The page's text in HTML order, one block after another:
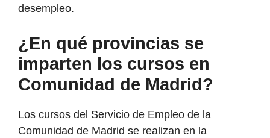
desempleo.
¿En qué provincias se
imparten los cursos en
Comunidad de Madrid?
Los cursos del Servicio de Empleo de la
Comunidad de Madrid se realizan en la